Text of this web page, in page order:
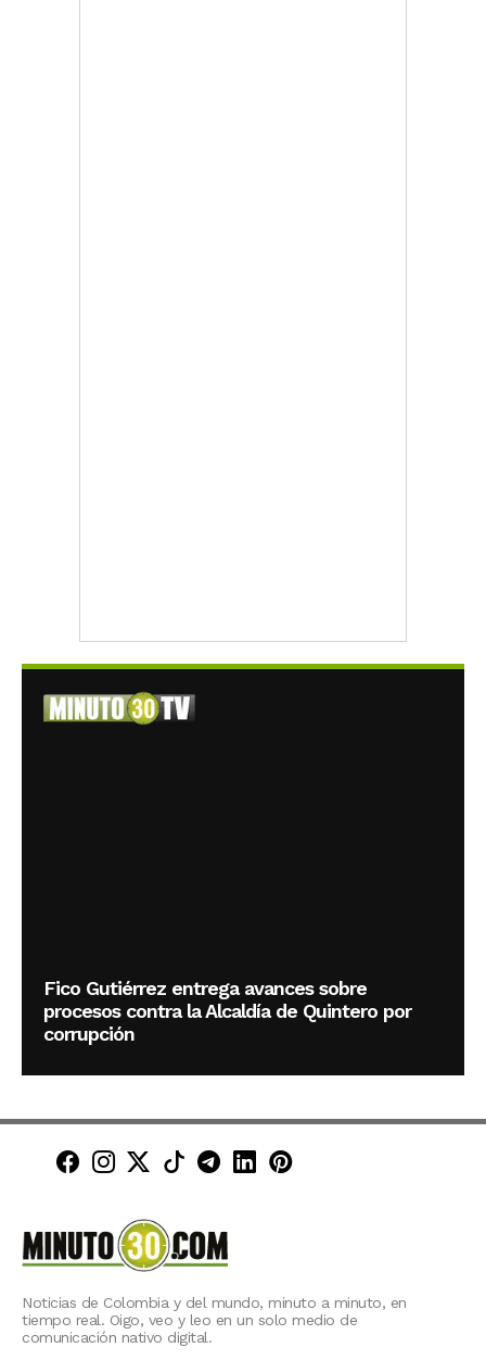
Fico Gutiérrez entrega avances sobre
procesos contra la Alcaldía de Quintero por
corrupción
Minuto30 en Facebook
Minuto30 en Instagram
Minuto30 en X (Twitter)
Minuto30 en TikTok
Canal de Minuto30 en
Minuto30 en LinkedIn
Minuto30 en
Noticias de Colombia y del mundo, minuto a minuto, en
tiempo real. Oigo, veo y leo en un solo medio de
comunicación nativo digital.